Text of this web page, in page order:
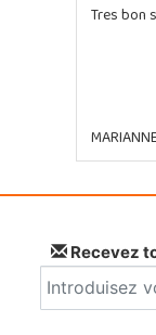
Tres bon
Recevez